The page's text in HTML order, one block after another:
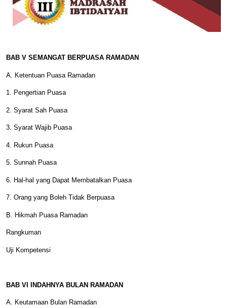
BAB V SEMANGAT BERPUASA RAMADAN
A. Ketentuan Puasa Ramadan
1. Pengertian Puasa
2. Syarat Sah Puasa
3. Syarat Wajib Puasa
4. Rukun Puasa
5. Sunnah Puasa
6. Hal-hal yang Dapat Membatalkan Puasa
7. Orang yang Boleh Tidak Berpuasa
B. Hikmah Puasa Ramadan
Rangkuman
Uji Kompetensi
BAB VI INDAHNYA BULAN RAMADAN
A. Keutamaan Bulan Ramadan